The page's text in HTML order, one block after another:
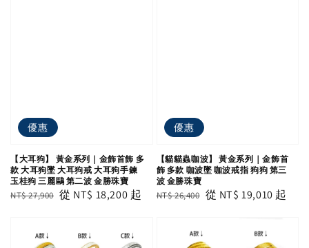
優惠
【大耳狗】 黃金系列｜金飾首飾 多
款 大耳狗墜 大耳狗戒 大耳狗手鍊
玉桂狗 三麗鷗 第二波 金勝珠寶
Regular
NT$ 27,900 Sale
從 NT$ 18,200 起
優惠
【貓貓蟲咖波】 黃金系列｜金飾首
飾 多款 咖波墜 咖波戒指 狗狗 第三
波 金勝珠寶
Regular
NT$ 26,400 Sale
從 NT$ 19,010 起